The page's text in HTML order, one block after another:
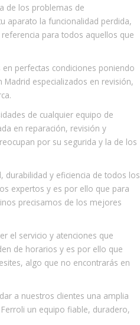
de los problemas de
aparato la funcionalidad perdida,
para todos aquellos que
perfectas condiciones poniendo
especializados en revisión,
de cualquier equipo de
en reparación, revisión y
por su segurida y la de los
durabilidad y eficiencia de todos los
expertos y es por ello que para
precisamos de los mejores
el servicio y atenciones que
de horarios y es por ello que
algo que no encontrarás en
a nuestros clientes una amplia
un equipo fiable, duradero,